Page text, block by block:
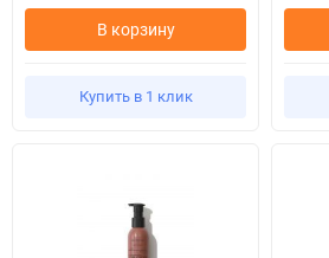
В корзину
Купить в 1 клик